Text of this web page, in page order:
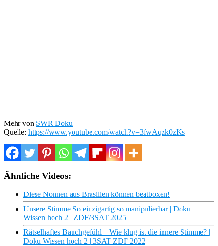
Mehr von SWR Doku
Quelle: https://www.youtube.com/watch?v=3fwAqzk0zKs
Ähnliche Videos:
Diese Nonnen aus Brasilien können beatboxen!
Unsere Stimme So einzigartig so manipulierbar | Doku
Wissen hoch 2 | ZDF/3SAT 2025
Rätselhaftes Bauchgefühl – Wie klug ist die innere Stimme? |
Doku Wissen hoch 2 | 3SAT ZDF 2022